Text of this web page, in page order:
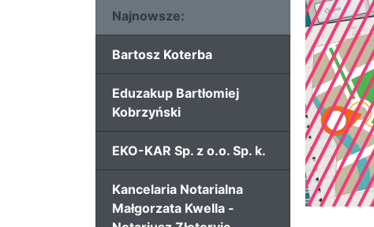
Najnowsze:
Bartosz Koterba
Eduzakup Bartłomiej
Kobrzyński
EKO-KAR Sp. z o.o. Sp. k.
Kancelaria Notarialna
Małgorzata Kwella -